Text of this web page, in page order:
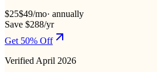
$25$49/mo· annually
Save $288/yr
Get 50% Off
Verified April 2026